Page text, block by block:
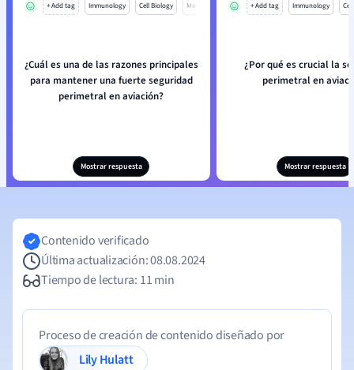
+ Add tag Immunology Cell Biology Mo
¿Cuál es una de las razones principales
para mantener una fuerte seguridad
perimetral en aviación?
Mostrar respuesta
+ Add tag Immunology
¿Por qué es crucial la
perimetral en
Mostrar respuesta
Contenido verificado
Última actualización: 08.08.2024
Tiempo de lectura: 11 min
Proceso de creación de contenido diseñado por
Lily Hulatt